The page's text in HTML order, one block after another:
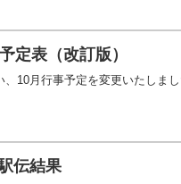
定表（改訂版）
10月行事予定を変更いたしまし
伝結果